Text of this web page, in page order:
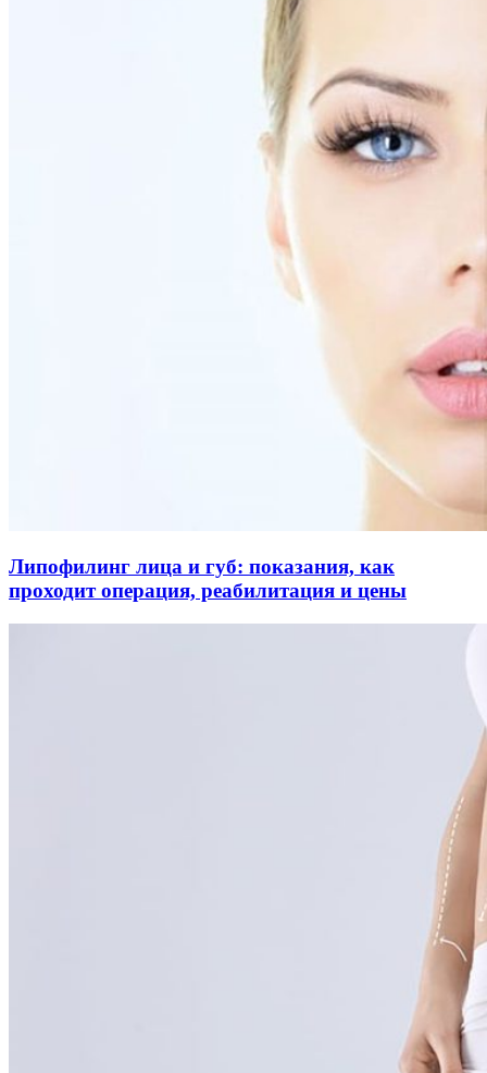
Липофилинг лица и губ: показания, как
проходит операция, реабилитация и цены